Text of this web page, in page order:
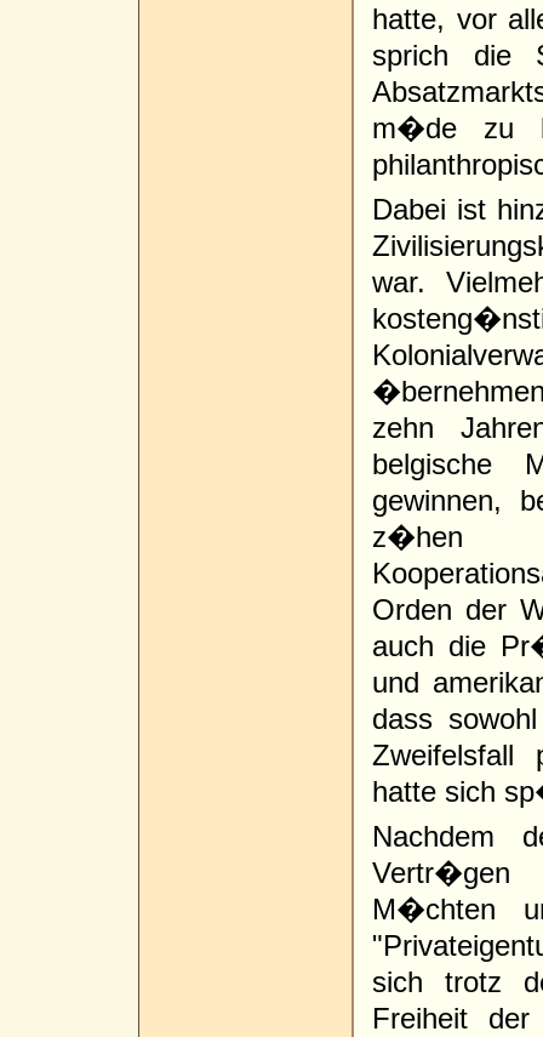
hatte, vor
sprich die
m�de zu
Dabei ist
war.
zehn
belgische
gewinnen,
z�hen
Orden der
auch die
und
dass
Zweifelsfall
hatte sich
Nachdem
M�chten
sich trotz
Freiheit der